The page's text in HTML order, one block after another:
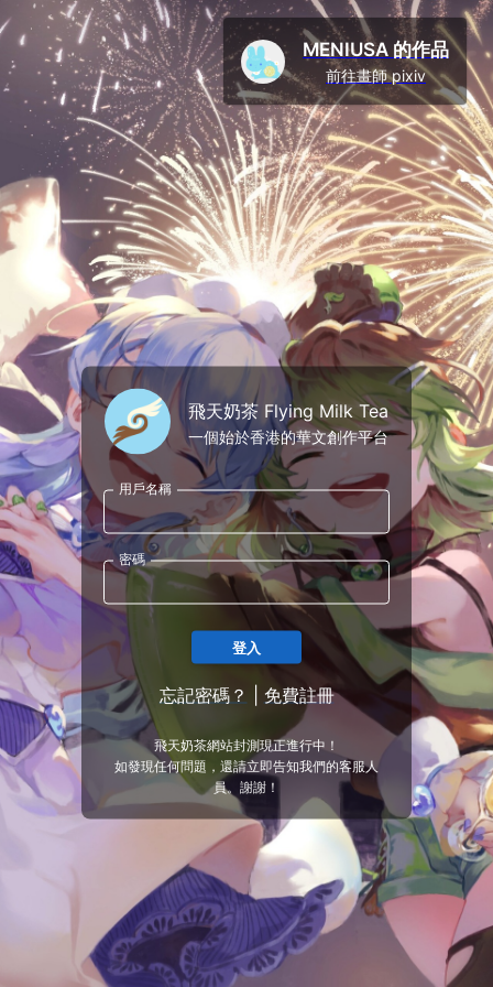
飛天奶茶 Flying Milk Tea
一個始於香港的華文創作平台
用戶名稱
密碼
登入
忘記密碼？ 免費註冊
飛天奶茶網站封測現正進行中！
如發現任何問題，還請立即告知我們的客服人
員。謝謝！
MENIUSA 的作品
前往畫師 pixiv